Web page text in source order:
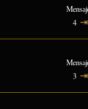
4 ⇥
3 ⇥